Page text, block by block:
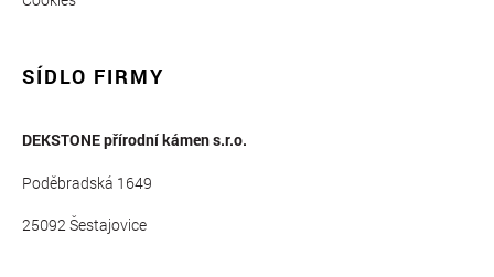
SÍDLO FIRMY
DEKSTONE přírodní kámen s.r.o.
Poděbradská 1649
25092 Šestajovice